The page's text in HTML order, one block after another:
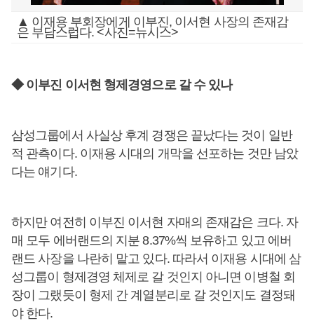
▲ 이재용 부회장에게 이부진, 이서현 사장의 존재감
은 부담스럽다. <사진=뉴시스>
◆ 이부진 이서현 형제경영으로 갈 수 있나
삼성그룹에서 사실상 후계 경쟁은 끝났다는 것이 일반
적 관측이다. 이재용 시대의 개막을 선포하는 것만 남았
다는 얘기다.
하지만 여전히 이부진 이서현 자매의 존재감은 크다. 자
매 모두 에버랜드의 지분 8.37%씩 보유하고 있고 에버
랜드 사장을 나란히 맡고 있다. 따라서 이재용 시대에 삼
성그룹이 형제경영 체제로 갈 것인지 아니면 이병철 회
장이 그랬듯이 형제 간 계열분리로 갈 것인지도 결정돼
야 한다.